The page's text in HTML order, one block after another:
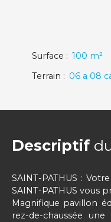
Surface : 100 m²
Terrain : 06 a 08
Descriptif
SAINT-PATHUS :
SAINT-PATHUS vous
Magnifique pavillon
rez-de-chaussée